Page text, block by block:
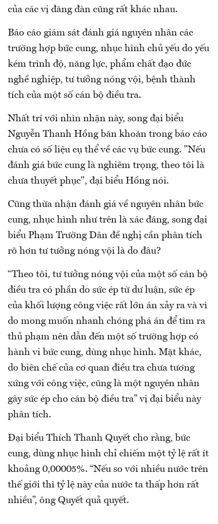
của các vị đăng đàn cũng rất khác nhau.
Báo cáo giám sát đánh giá nguyên nhân các
trường hợp bức cung, nhục hình chủ yếu do yếu
kém trình độ, năng lực, phẩm chất đạo đức
nghề nghiệp, tư tưởng nóng vội, bệnh thành
tích của một số cán bộ điều tra.
Nhất trí với nhìn nhận này, song đại biểu
Nguyễn Thanh Hồng băn khoăn trong báo cáo
chưa có số liệu cụ thể về các vụ bức cung. "Nếu
đánh giá bức cung là nghiêm trọng, theo tôi là
chưa thuyết phục", đại biểu Hồng nói.
Cũng thừa nhận đánh giá về nguyên nhân bức
cung, nhục hình như trên là xác đáng, song đại
biểu Phạm Trường Dân đề nghị cần phân tích
rõ hơn tư tưởng nóng vội là do đâu?
“Theo tôi, tư tưởng nóng vội của một số cán bộ
điều tra có phần do sức ép từ dư luận, sức ép
của khối lượng công việc rất lớn án xảy ra và vì
do mong muốn nhanh chóng phá án để tìm ra
thủ phạm nên dẫn đến một số trường hợp có
hành vi bức cung, dùng nhục hình. Mặt khác,
do biên chế của cơ quan điều tra chưa tương
xứng với công việc, cũng là một nguyên nhân
gây sức ép cho cán bộ điều tra” vị đại biểu này
phân tích.
Đại biểu Thích Thanh Quyết cho rằng, bức
cung, dùng nhục hình chỉ chiếm một tỷ lệ rất ít
khoảng 0,00005%. “Nếu so với nhiều nước trên
thế giới thì tỷ lệ này của nước ta thấp hơn rất
nhiều”, ông Quyết quả quyết.